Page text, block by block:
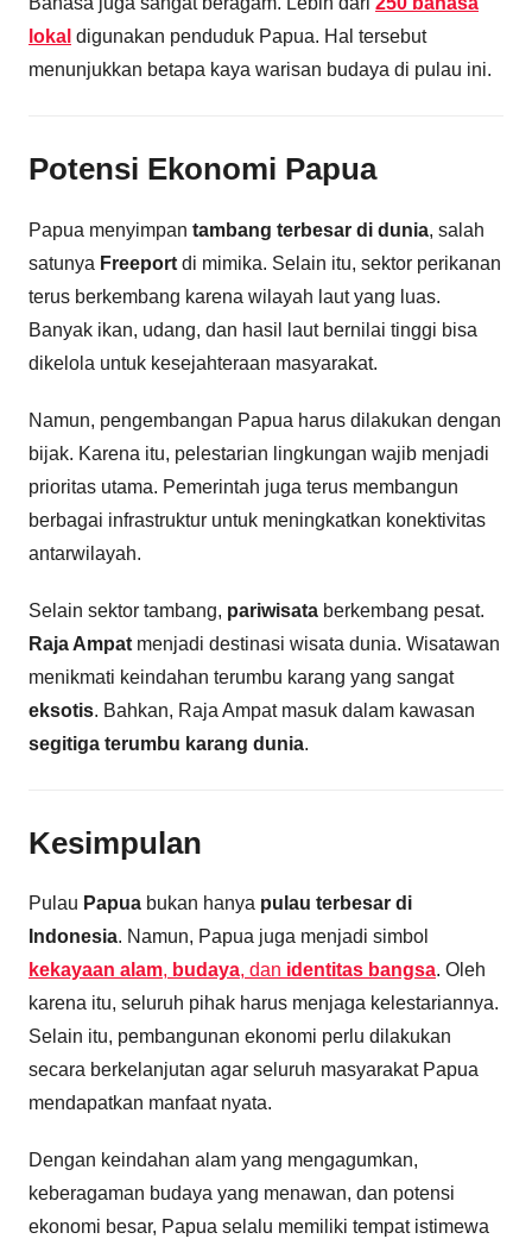
lokal digunakan penduduk Papua. Hal tersebut
menunjukkan betapa kaya warisan budaya di pulau ini.
Potensi Ekonomi Papua
Papua menyimpan tambang terbesar di dunia, salah
satunya Freeport di mimika. Selain itu, sektor perikanan
terus berkembang karena wilayah laut yang luas.
Banyak ikan, udang, dan hasil laut bernilai tinggi bisa
dikelola untuk kesejahteraan masyarakat.
Namun, pengembangan Papua harus dilakukan dengan
bijak. Karena itu, pelestarian lingkungan wajib menjadi
prioritas utama. Pemerintah juga terus membangun
berbagai infrastruktur untuk meningkatkan konektivitas
antarwilayah.
Selain sektor tambang, pariwisata berkembang pesat.
Raja Ampat menjadi destinasi wisata dunia. Wisatawan
menikmati keindahan terumbu karang yang sangat
eksotis. Bahkan, Raja Ampat masuk dalam kawasan
segitiga terumbu karang dunia.
Kesimpulan
Pulau Papua bukan hanya pulau terbesar di
Indonesia. Namun, Papua juga menjadi simbol
kekayaan alam, budaya, dan identitas bangsa. Oleh
karena itu, seluruh pihak harus menjaga kelestariannya.
Selain itu, pembangunan ekonomi perlu dilakukan
secara berkelanjutan agar seluruh masyarakat Papua
mendapatkan manfaat nyata.
Dengan keindahan alam yang mengagumkan,
keberagaman budaya yang menawan, dan potensi
ekonomi besar, Papua selalu memiliki tempat istimewa